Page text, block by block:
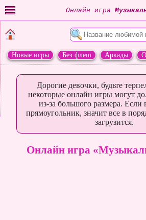
Онлайн игра
Новые игры Без флеш Аркады
Дорогие девочки, будьте
некоторые онлайн игры могут
из-за большого размера.
прямоугольник, значит все в
загрузится.
Онлайн игра